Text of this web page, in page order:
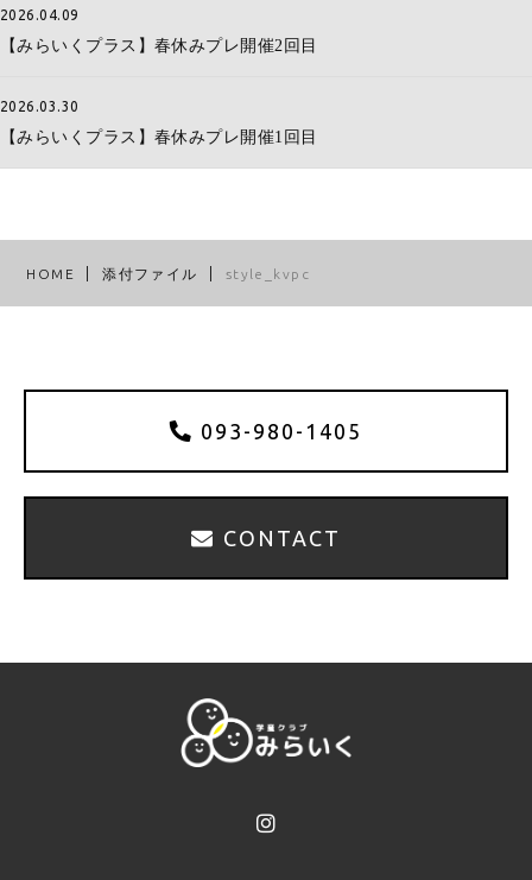
2026.04.09
【みらいくプラス】春休みプレ開催2回目
2026.03.30
【みらいくプラス】春休みプレ開催1回目
HOME 添付ファイル style_kvpc
093-980-1405
CONTACT